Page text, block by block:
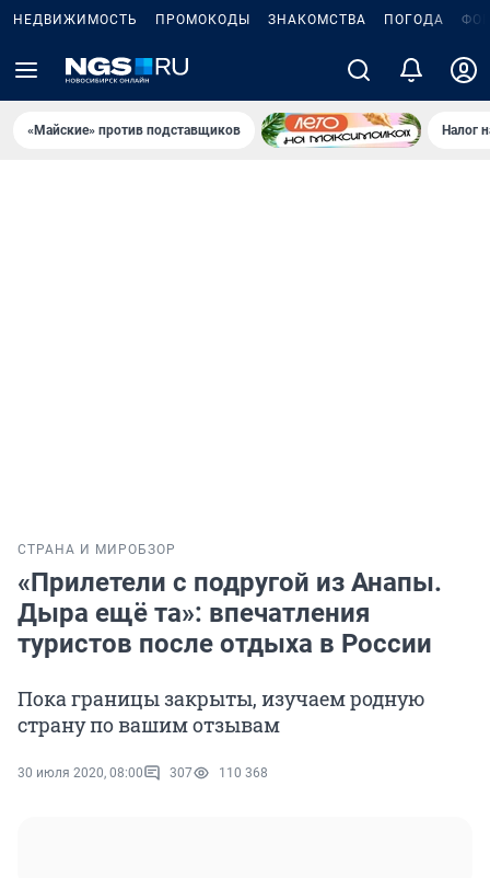
НЕДВИЖИМОСТЬ ПРОМОКОДЫ ЗНАКОМСТВА ПОГОДА
«Майские» против подставщиков Налог
СТРАНА И МИРОБЗОР
«Прилетели с подругой из Анапы.
Дыра ещё та»: впечатления
туристов после отдыха в России
Пока границы закрыты, изучаем родную
страну по вашим отзывам
30 июля 2020, 08:00 307 110 368